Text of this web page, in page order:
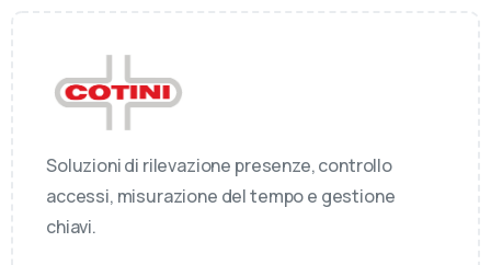
Soluzioni di rilevazione presenze, controllo
accessi, misurazione del tempo e gestione
chiavi.